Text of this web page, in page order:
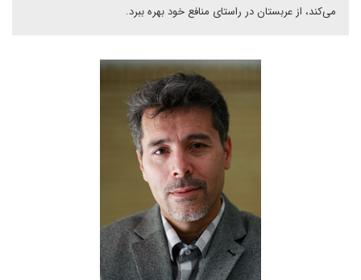
می‌کند، از عربستان در راستای منافع خود بهره ببرد.